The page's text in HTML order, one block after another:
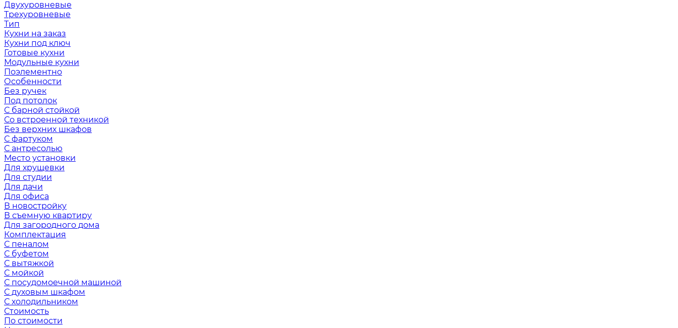
Двухуровневые
Трехуровневые
Тип
Кухни на заказ
Кухни под ключ
Готовые кухни
Модульные кухни
Поэлементно
Особенности
Без ручек
Под потолок
С барной стойкой
Со встроенной техникой
Без верхних шкафов
С фартуком
С антресолью
Место установки
Для хрущевки
Для студии
Для дачи
Для офиса
В новостройку
В съемную квартиру
Для загородного дома
Комплектация
С пеналом
С буфетом
С вытяжкой
С мойкой
С посудомоечной машиной
С духовым шкафом
С холодильником
Стоимость
По стоимости